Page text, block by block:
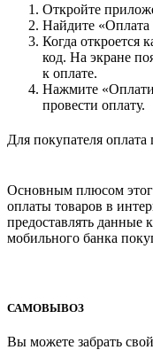
Откройте
Найдите «Оплата
Когда откроется
код. На экране
к оплате.
Нажмите
провести оплату.
Для покупателя
Основным плюсом
оплаты товаров в
предоставлять данные
мобильного банка
САМОВЫВОЗ
Вы можете забрать свой